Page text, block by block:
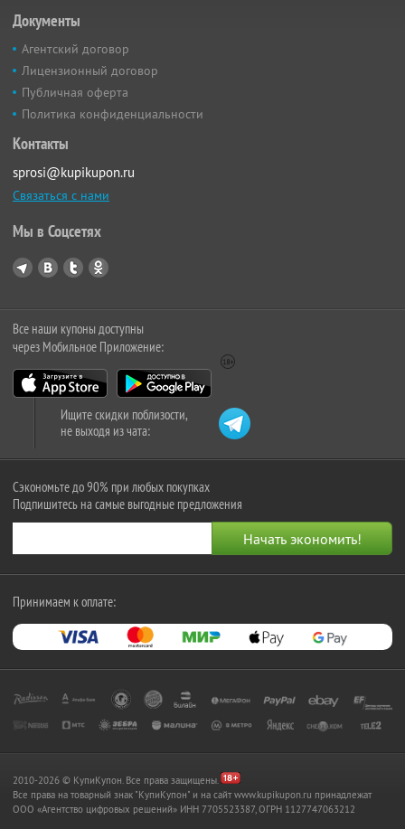
Документы
Агентский договор
Лицензионный договор
Публичная оферта
Политика конфиденциальности
Контакты
sprosi@kupikupon.ru
Связаться с нами
Мы в Соцсетях
Все наши купоны доступны
через Мобильное Приложение:
Ищите скидки поблизости,
не выходя из чата:
Сэкономьте до 90% при любых покупках
Подпишитесь на самые выгодные предложения
Принимаем к оплате:
2010-2026 © КупиКупон. Все права защищены.
Все права на товарный знак "КупиКупон" и на сайт www.kupikupon.ru принадлежат
OOO «Агентство цифровых решений» ИНН 7705523387, ОГРН 1127747063212